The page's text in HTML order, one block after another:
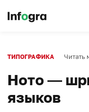
ТИПОГРАФИКА Читать
Ното —
языков